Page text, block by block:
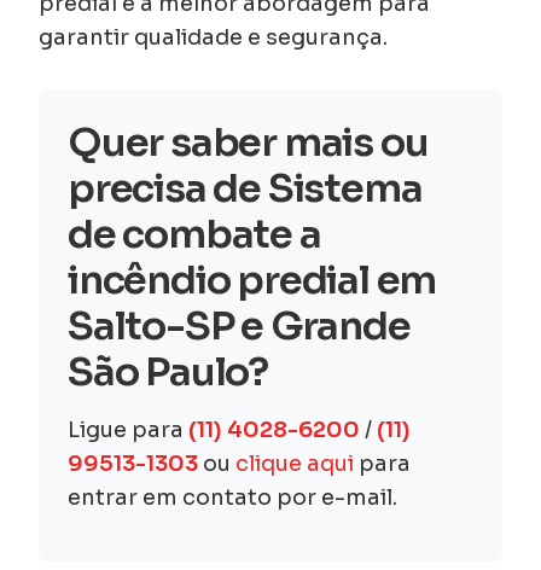
garantir qualidade e segurança.
Quer saber mais ou
precisa de Sistema
de combate a
incêndio predial em
Salto-SP e Grande
São Paulo?
Ligue para (11) 4028-6200 / (11)
99513-1303 ou clique aqui para
entrar em contato por e-mail.